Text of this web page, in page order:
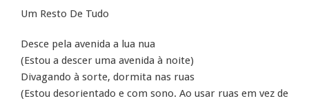
Um Resto De Tudo
Desce pela avenida a lua nua
(Estou a descer uma avenida à noite)
Divagando à sorte, dormita nas ruas
(Estou desorientado e com sono. Ao usar ruas em vez de